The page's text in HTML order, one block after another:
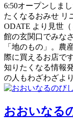
6:50オープンしま
たくなるおみせ リ
ODATE より見世
館の玄関口でみな
「地のもの」。農
際に買えるお店で
知りたくなる情報
の人もわざわざよ
おおいなる